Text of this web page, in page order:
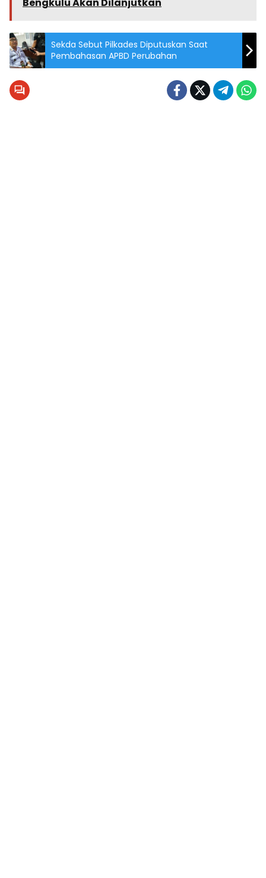
Bengkulu Akan Dilanjutkan
Sekda Sebut Pilkades Diputuskan Saat
Pembahasan APBD Perubahan